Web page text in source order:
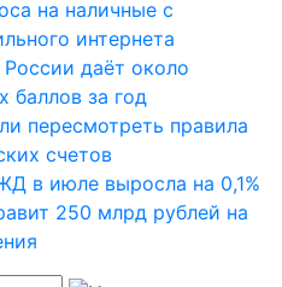
на наличные с
интернета
даёт около
баллов за год
пересмотреть правила
счетов
в июле выросла на 0,1%
250 млрд рублей на